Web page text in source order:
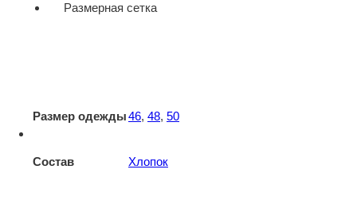
Размерная сетка
Размер одежды46, 48, 50
Состав Хлопок